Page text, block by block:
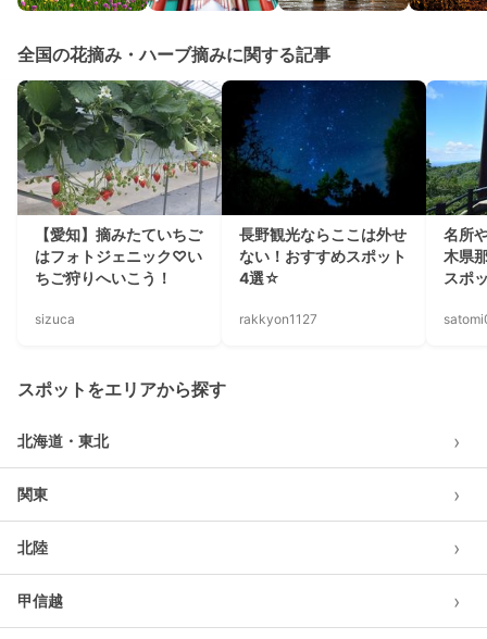
全国の花摘み・ハーブ摘みに関する記事
【愛知】摘みたていちご
はフォトジェニック♡い
ちご狩りへいこう！
sizuca
長野観光ならここは外せ
ない！おすすめスポット
4選☆
rakkyon1127
名所
木県
スポ
スポットをエリアから探す
北海道・東北 ›
関東 ›
北陸 ›
甲信越 ›